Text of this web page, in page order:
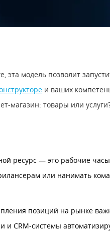
эта модель позволит
и ваших
товары или
ресурс — это рабочие
или нанимать
позиций на рынке
CRM-системы